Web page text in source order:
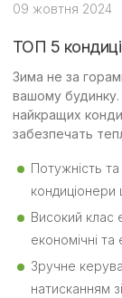
09 жовтня 2024
ТОП 5
Зима не за
вашому будинку.
найкращих
забезпечать
Потужність
Високий клас
економічні та
Зручне
натисканням